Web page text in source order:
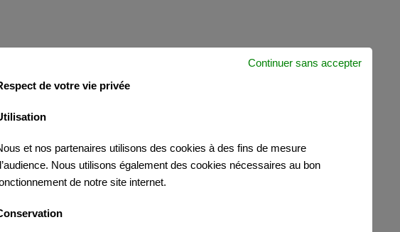
de votre vie privée
et nos partenaires utilisons des cookies à des fins de mesure
Nous utilisons également des cookies nécessaires au bon
de notre site internet.
Continuer sans accepter